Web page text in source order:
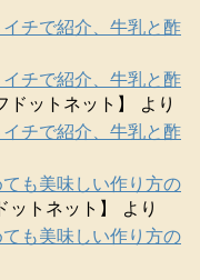
チで紹介、牛乳と酢
チで紹介、牛乳と酢
ットネット】
より
チで紹介、牛乳と酢
も美味しい作り方の
トネット】
より
も美味しい作り方の